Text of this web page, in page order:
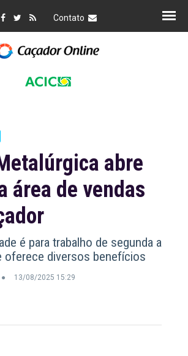
Contato
abre
área de vendas
é para trabalho de segunda a
oferece diversos benefícios
13/08/2025 15:29